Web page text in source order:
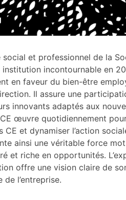
et professionnel de la
institution incontournable en
en faveur du bien-être
Il assure une
innovants adaptés aux
œuvre quotidiennement
CE et dynamiser l’action
ainsi une véritable force
et riche en opportunités.
offre une vision claire de
l’entreprise.